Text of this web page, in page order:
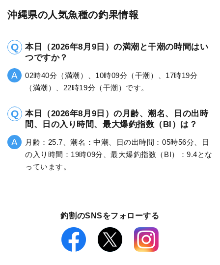
沖縄県の人気魚種の釣果情報
本日（2026年8月9日）の満潮と干潮の時間はい
つですか？
02時40分（満潮）、10時09分（干潮）、17時19分
（満潮）、22時19分（干潮）です。
本日（2026年8月9日）の月齢、潮名、日の出時
間、日の入り時間、最大爆釣指数（BI）は？
月齢：25.7、潮名：中潮、日の出時間：05時56分、日
の入り時間：19時09分、最大爆釣指数（BI）：9.4とな
っています。
釣割のSNSをフォローする